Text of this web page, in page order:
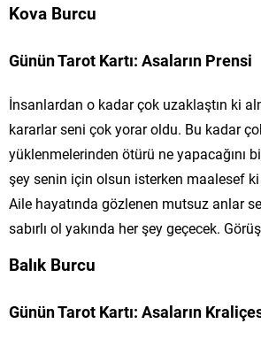
Kova Burcu
Günün Tarot Kartı: Asaların Prensi
İnsanlardan o kadar çok uzaklaştın ki
kararlar seni çok yorar oldu. Bu kadar
yüklenmelerinden ötürü ne yapacağını
şey senin için olsun isterken maalesef ki
Aile hayatında gözlenen mutsuz anlar
sabırlı ol yakında her şey geçecek.
Balık Burcu
Günün Tarot Kartı: Asaların